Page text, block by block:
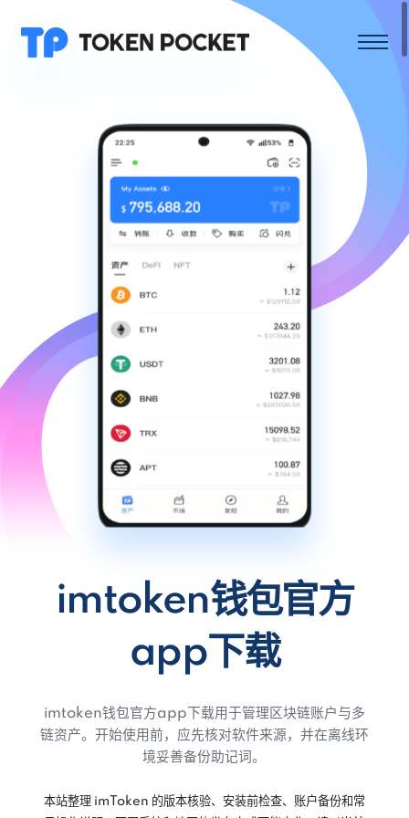
imtoken钱包官方
app下载
imtoken钱包官方app下载用于管理区块链账户与多
链资产。开始使用前，应先核对软件来源，并在离线环
境妥善备份助记词。
本站整理 imToken 的版本核验、安装前检查、账户备份和常